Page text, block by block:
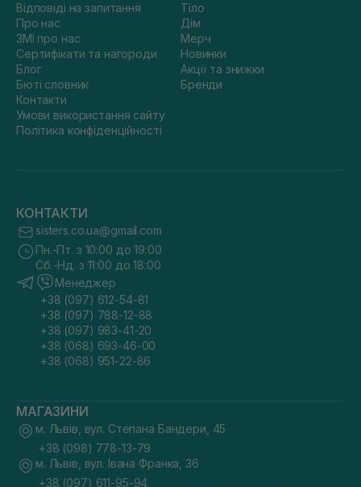
Відповіді на запитання
Про нас
ЗМІ про нас
Сертифікати та нагороди
Блог
Бюті словник
Контакти
Умови використання сайту
Політика конфіденційності
Тіло
Дім
Мерч
Новинки
Акції та знижки
Бренди
КОНТАКТИ
sisters.co.ua@gmail.com
Пн.-Пт. з 10:00 до 19:00
Сб.-Нд. з 11:00 до 18:00
Менеджер
+38 (097) 612-54-81
+38 (097) 788-12-88
+38 (097) 983-41-20
+38 (068) 693-46-00
+38 (068) 951-22-86
МАГАЗИНИ
м. Львів, вул. Степана Бандери, 45
+38 (098) 778-13-79
м. Львів, вул. Івана Франка, 36
+38 (097) 611-95-94